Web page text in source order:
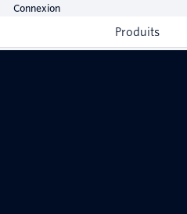
Connexion
Produits